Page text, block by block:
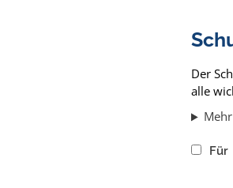
Der
alle
Für